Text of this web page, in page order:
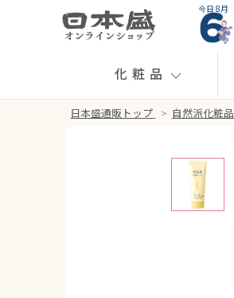
今日 8月
化粧品
日本盛通販トップ > 自然派化粧品